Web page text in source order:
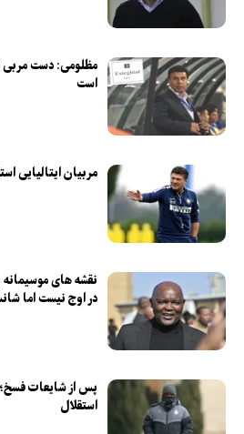
است
مربیان ایتالیایی
نقشه های موسیمانه
در اوج نیست اما
پس از شایعات
استقلال